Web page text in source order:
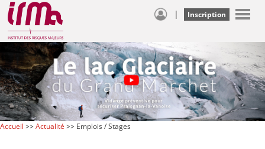
| Inscription
Accueil >>Actualité >> Emplois / Stages